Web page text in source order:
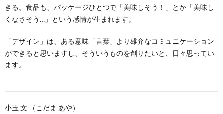
きる。食品も、パッケージひとつで「美味しそう！」とか「美味し
くなさそう…」という感情が生まれます。
「デザイン」は、ある意味「言葉」より雄弁なコミュニケーション
ができると思いますし、そういうものを創りたいと、日々思ってい
ます。
小玉 文 （こだま あや）